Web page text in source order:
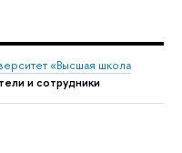
«Высшая школа
и сотрудники